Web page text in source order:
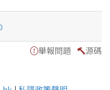
舉報問題 源碼